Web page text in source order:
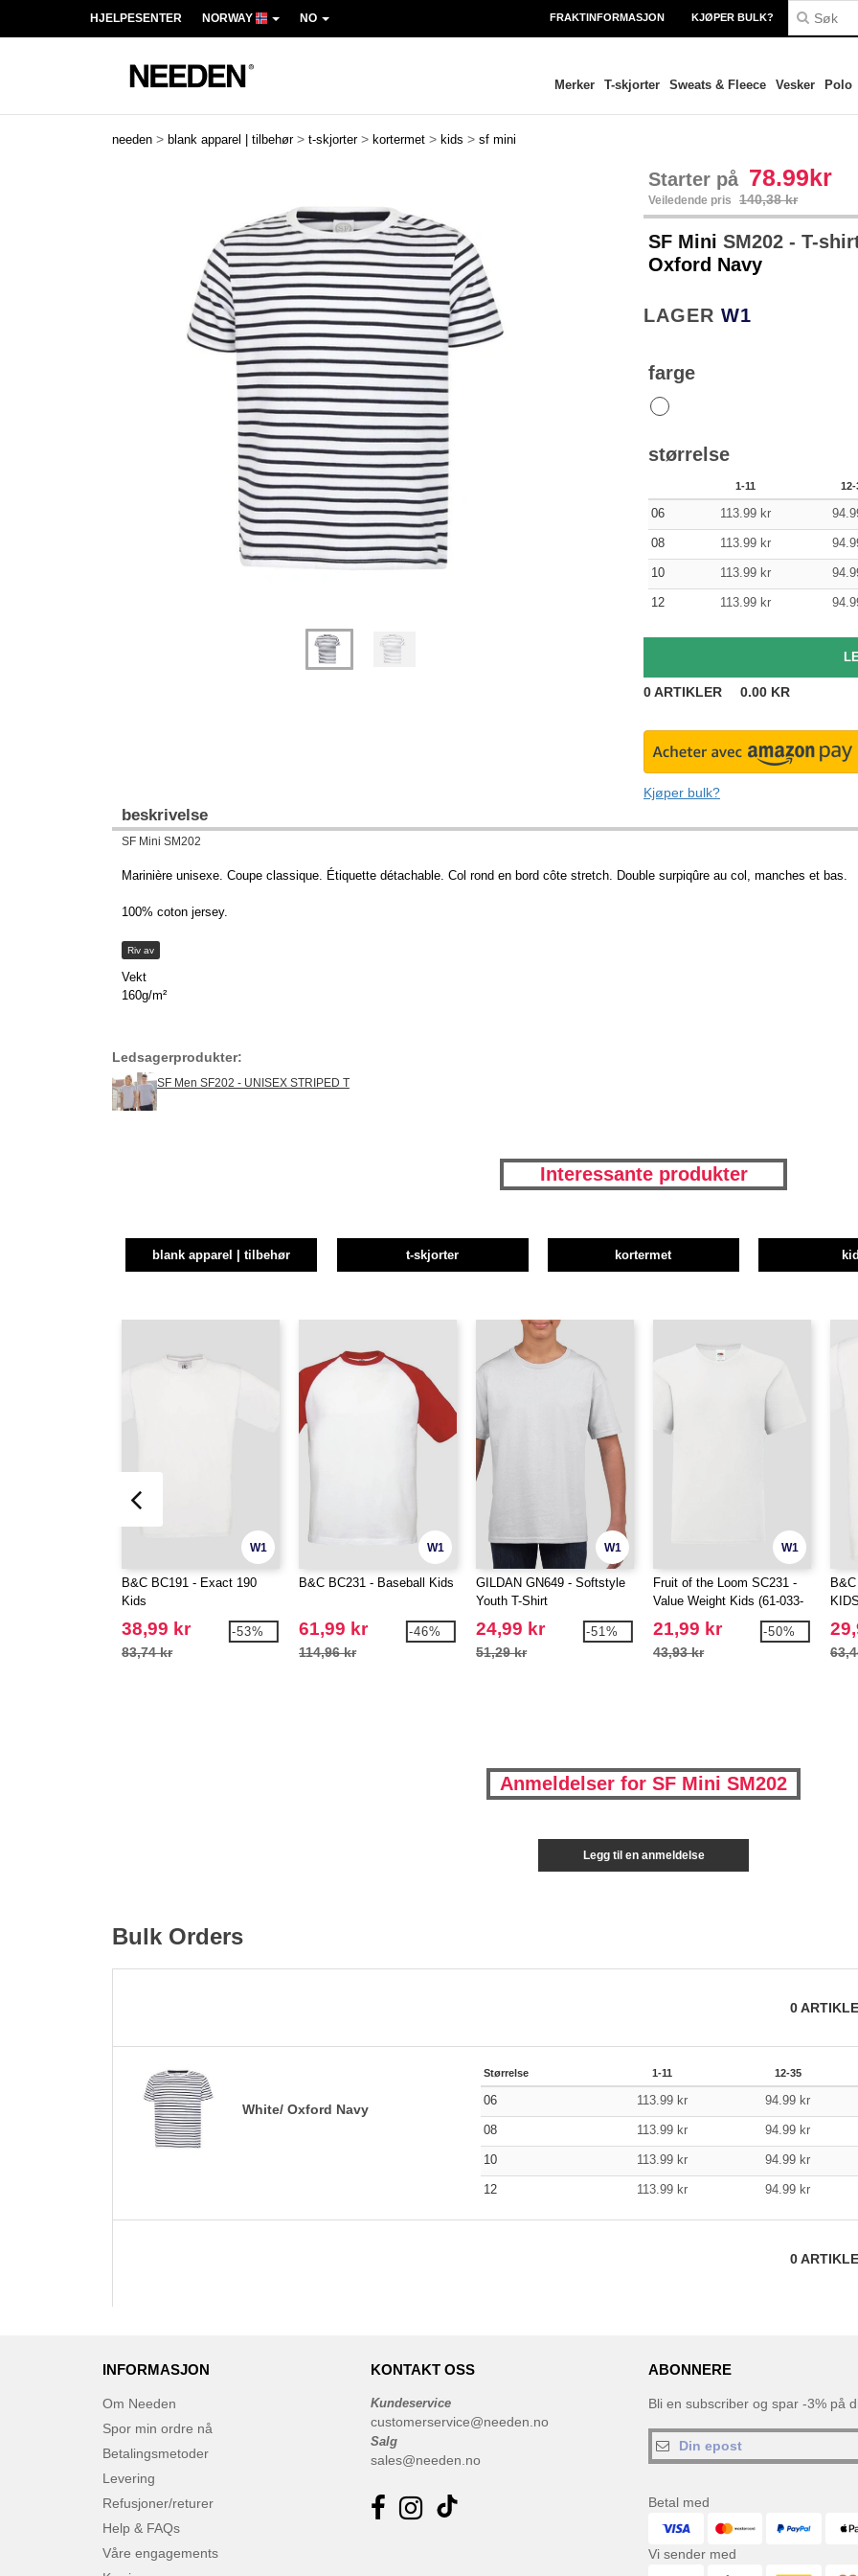
HJELPESENTER NORWAY NO FRAKTINFORMASJON KJØPER BULK?
Merker T-skjorter Sweats & Fleece Vesker Polo
needen > blank apparel | tilbehør > t-skjorter > kortermet > kids > sf mini
Starter på 78.99kr
Veiledende pris 140,38 kr
SF Mini SM202 - T-
Oxford Navy
LAGER W1
farge
størrelse
1-11 12-
06 113.99 kr
08 113.99 kr
10 113.99 kr
12 113.99 kr
0ARTIKLER 0.00 KR
Kjøper bulk?
beskrivelse
SF Mini SM202
Marinière unisexe. Coupe classique. Étiquette détachable. Col rond en bord côte stretch. Double surpiqûre au col, manches et bas.
100% coton jersey.
Riv av
Vekt
160g/m²
Ledsagerprodukter:
SF Men SF202 - UNISEX STRIPED T
Interessante produkter
blank apparel | tilbehør t-skjorter kortermet
W1
B&C BC191 - Exact 190
Kids
38,99 kr
83,74 kr
-53%
W1
B&C BC231 - Baseball Kids
61,99 kr
114,96 kr
-46%
W1
GILDAN GN649 - Softstyle
Youth T-Shirt
24,99 kr
51,29 kr
-51%
W1
Fruit of the Loom SC231 -
Value Weight Kids (61-033-
0)
21,99 kr
43,93 kr
-50%
KIDS
Anmeldelser for SF Mini SM202
Legg til en anmeldelse
Bulk Orders
0
White/ Oxford Navy
Størrelse 1-11 12-35
06 113.99 kr 94.99 kr
08 113.99 kr 94.99 kr
10 113.99 kr 94.99 kr
12 113.99 kr 94.99 kr
0
INFORMASJON
Om Needen
Spor min ordre nå
Betalingsmetoder
Levering
Refusjoner/returer
Help & FAQs
Våre engagements
KONTAKT OSS
Kundeservice
customerservice@needen.no
Salg
sales@needen.no
ABONNERE
Bli en subscriber og spar -3% på
Betal med
Vi sender med